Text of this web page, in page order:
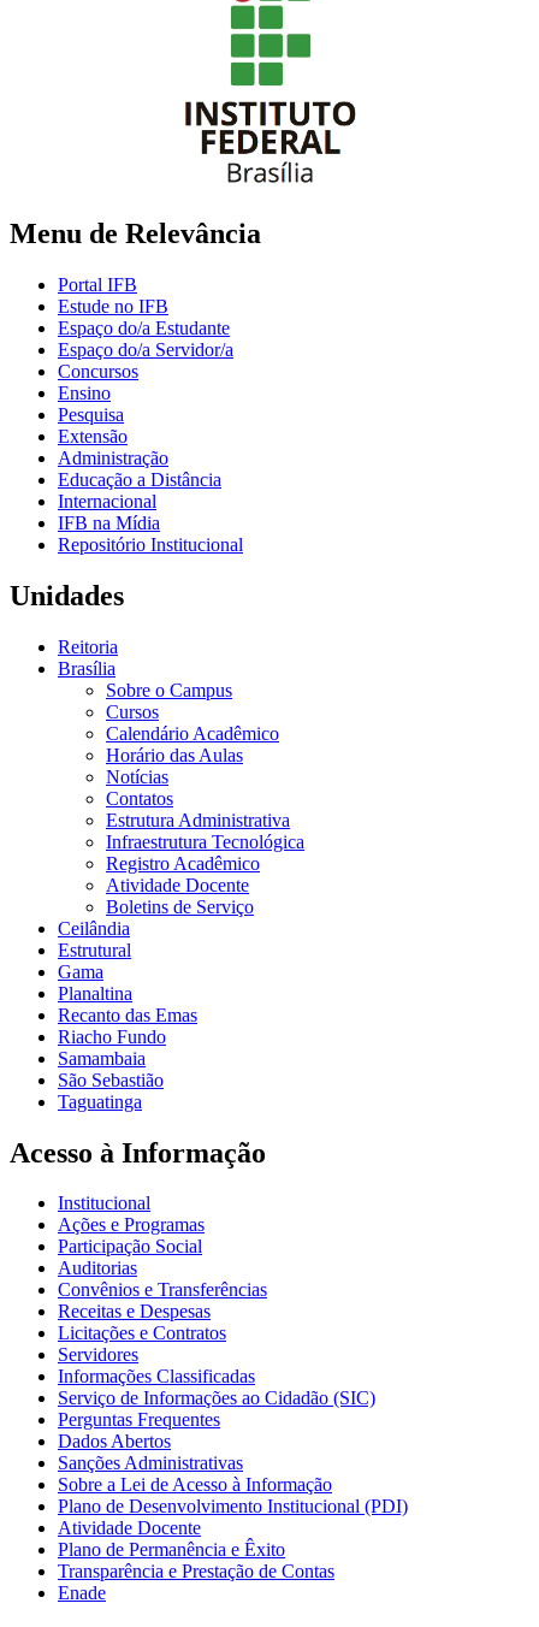
Menu de Relevância
Portal IFB
Estude no IFB
Espaço do/a Estudante
Espaço do/a Servidor/a
Concursos
Ensino
Pesquisa
Extensão
Administração
Educação a Distância
Internacional
IFB na Mídia
Repositório Institucional
Unidades
Reitoria
Brasília
Sobre o Campus
Cursos
Calendário Acadêmico
Horário das Aulas
Notícias
Contatos
Estrutura Administrativa
Infraestrutura Tecnológica
Registro Acadêmico
Atividade Docente
Boletins de Serviço
Ceilândia
Estrutural
Gama
Planaltina
Recanto das Emas
Riacho Fundo
Samambaia
São Sebastião
Taguatinga
Acesso à Informação
Institucional
Ações e Programas
Participação Social
Auditorias
Convênios e Transferências
Receitas e Despesas
Licitações e Contratos
Servidores
Informações Classificadas
Serviço de Informações ao Cidadão (SIC)
Perguntas Frequentes
Dados Abertos
Sanções Administrativas
Sobre a Lei de Acesso à Informação
Plano de Desenvolvimento Institucional (PDI)
Atividade Docente
Plano de Permanência e Êxito
Transparência e Prestação de Contas
Enade